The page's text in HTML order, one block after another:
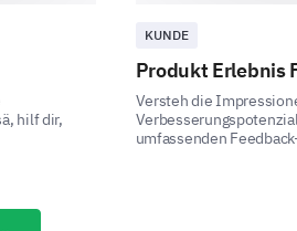
Sonderangebote für Ihre
hilf dir,
KUNDE
Produkt Erlebnis
Versteh die
umfassenden